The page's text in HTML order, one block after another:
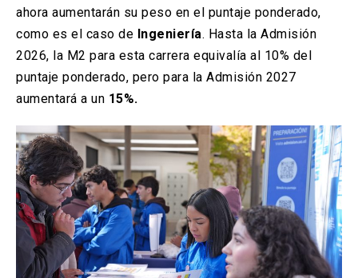
ahora aumentarán su peso en el puntaje ponderado,
como es el caso de Ingeniería. Hasta la Admisión
2026, la M2 para esta carrera equivalía al 10% del
puntaje ponderado, pero para la Admisión 2027
aumentará a un 15%.